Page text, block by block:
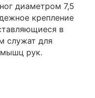
диаметром 7,5
крепление
в
служат для
мышц рук.